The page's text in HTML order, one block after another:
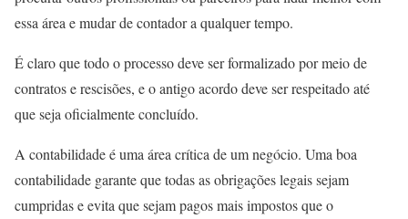
essa área e mudar de contador a qualquer tempo.
É claro que todo o processo deve ser formalizado por meio de
contratos e rescisões, e o antigo acordo deve ser respeitado até
que seja oficialmente concluído.
A contabilidade é uma área crítica de um negócio. Uma boa
contabilidade garante que todas as obrigações legais sejam
cumpridas e evita que sejam pagos mais impostos que o